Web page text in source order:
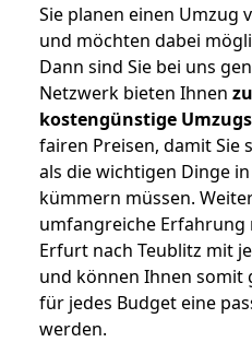
Sie planen einen Umzug
und möchten dabei
Dann sind Sie bei uns
Netzwerk bieten Ihnen
kostengünstige
fairen Preisen, damit Sie
als die wichtigen Dinge
kümmern müssen.
umfangreiche Erfahrung
Erfurt nach Teublitz mit
und können Ihnen somit
für jedes Budget eine
werden.